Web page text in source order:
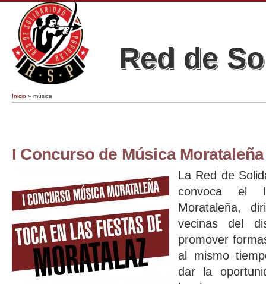
Red de
Se encuentra usted aquí
Inicio » música
I Concurso de Música Morataleña
La Red de
convoca el
Morataleña,
vecinas del
promover
al mismo
dar la